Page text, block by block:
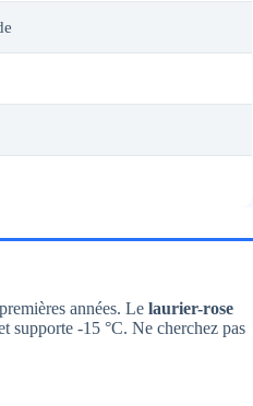
années. Le laurier-rose
supporte -15 °C. Ne cherchez pas